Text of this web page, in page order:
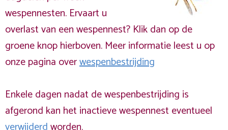
wespennesten. Ervaart u
overlast van een wespennest? Klik dan op de
groene knop hierboven. Meer informatie leest u op
onze pagina overwespenbestrijding
Enkele dagen nadat de wespenbestrijding is
afgerond kan het inactieve wespennest eventueel